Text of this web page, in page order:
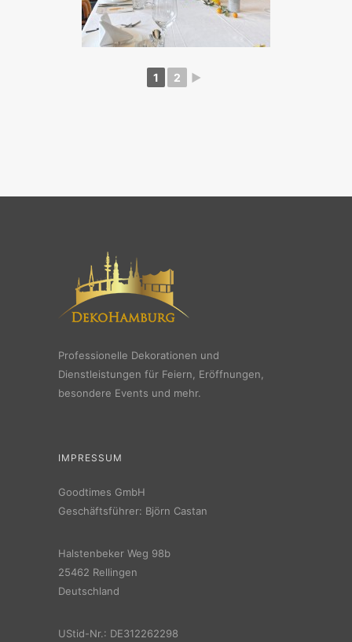
1 2 ►
Professionelle Dekorationen und
Dienstleistungen für Feiern, Eröffnungen,
besondere Events und mehr.
IMPRESSUM
Goodtimes GmbH
Geschäftsführer: Björn Castan
Halstenbeker Weg 98b
25462 Rellingen
Deutschland
UStid-Nr.: DE312262298